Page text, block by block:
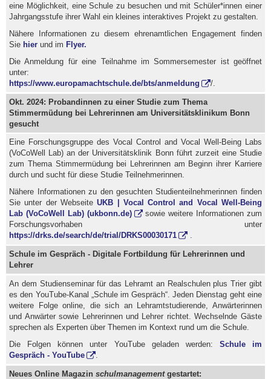
eine Möglichkeit, eine Schule zu besuchen und mit Schüler*innen einer
Jahrgangsstufe ihrer Wahl ein kleines interaktives Projekt zu gestalten.
Nähere Informationen zu diesem ehrenamtlichen Engagement finden
Sie hier und im Flyer.
Die Anmeldung für eine Teilnahme im Sommersemester ist geöffnet
unter:
https://www.europamachtschule.de/bts/anmeldung
/.
Okt. 2024: Probandinnen zu einer Studie zum Thema
Stimmermüdung bei Lehrerinnen am Universitätsklinikum Bonn
gesucht
Eine Forschungsgruppe des Vocal Control and Vocal Well-Being Labs
(VoCoWell Lab) an der Universitätsklinik Bonn führt zurzeit eine Studie
zum Thema Stimmermüdung bei Lehrerinnen am Beginn ihrer Karriere
durch und sucht für diese Studie Teilnehmerinnen.
Nähere Informationen zu den gesuchten Studienteilnehmerinnen finden
Sie unter der WebseiteUKB | Vocal Control and Vocal Well-Being
Lab (VoCoWell Lab) (ukbonn.de)
sowie weitere Informationen zum
Forschungsvorhaben unter
https://drks.de/search/de/trial/DRKS00030171
.
Schule im Gespräch - Digitale Fortbildung für Lehrerinnen und
Lehrer
An dem Studienseminar für das Lehramt an Realschulen plus Trier gibt
es den YouTube-Kanal „Schule im Gespräch“. Jeden Dienstag geht eine
weitere Folge online, die sich an Lehramtstudierende, Anwärterinnen
und Anwärter sowie Lehrerinnen und Lehrer richtet. Wechselnde Gäste
sprechen als Experten über Themen im Kontext rund um die Schule.
Die Folgen können unter YouTube geladen werden: Schule im
Gespräch - YouTube
Neues Online Magazin schulmanagementgestartet: